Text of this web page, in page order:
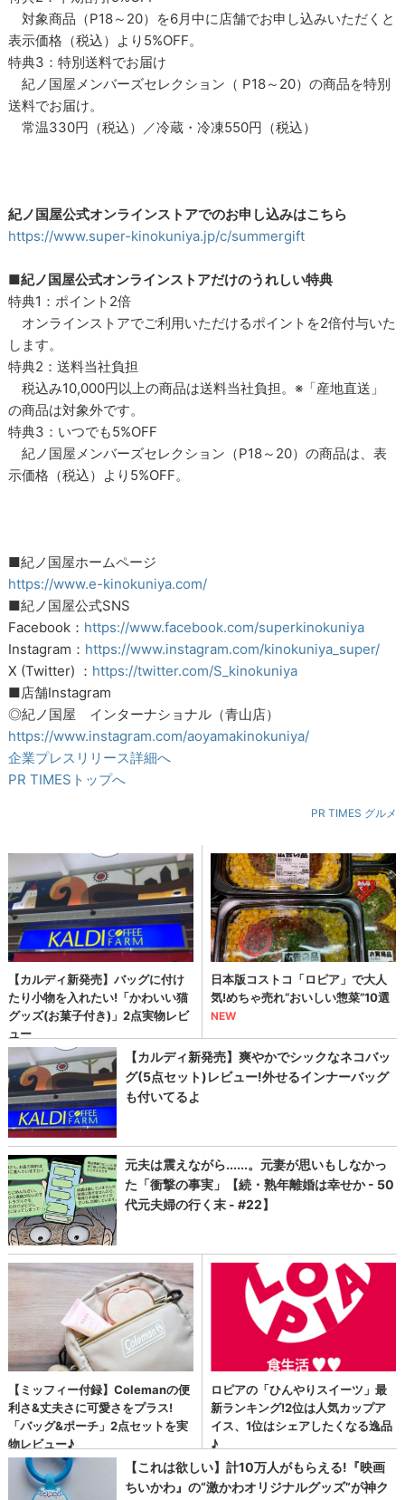
対象商品（P18～20）を6月中に店舗でお申し込みいただくと
表示価格（税込）より5%OFF。
特典3：特別送料でお届け
紀ノ国屋メンバーズセレクション（ P18～20）の商品を特別
送料でお届け。
常温330円（税込）／冷蔵・冷凍550円（税込）
紀ノ国屋公式オンラインストアでのお申し込みはこちら
https://www.super-kinokuniya.jp/c/summergift
■紀ノ国屋公式オンラインストアだけのうれしい特典
特典1：ポイント2倍
オンラインストアでご利用いただけるポイントを2倍付与いた
します。
特典2：送料当社負担
税込み10,000円以上の商品は送料当社負担。※「産地直送」
の商品は対象外です。
特典3：いつでも5%OFF
紀ノ国屋メンバーズセレクション（P18～20）の商品は、表
示価格（税込）より5%OFF。
■紀ノ国屋ホームページ
https://www.e-kinokuniya.com/
■紀ノ国屋公式SNS
Facebook： https://www.facebook.com/superkinokuniya
Instagram： https://www.instagram.com/kinokuniya_super/
X (Twitter) ： https://twitter.com/S_kinokuniya
■店舗Instagram
◎紀ノ国屋 インターナショナル（青山店）
https://www.instagram.com/aoyamakinokuniya/
企業プレスリリース詳細へ
PR TIMESトップへ
PR TIMES グルメ